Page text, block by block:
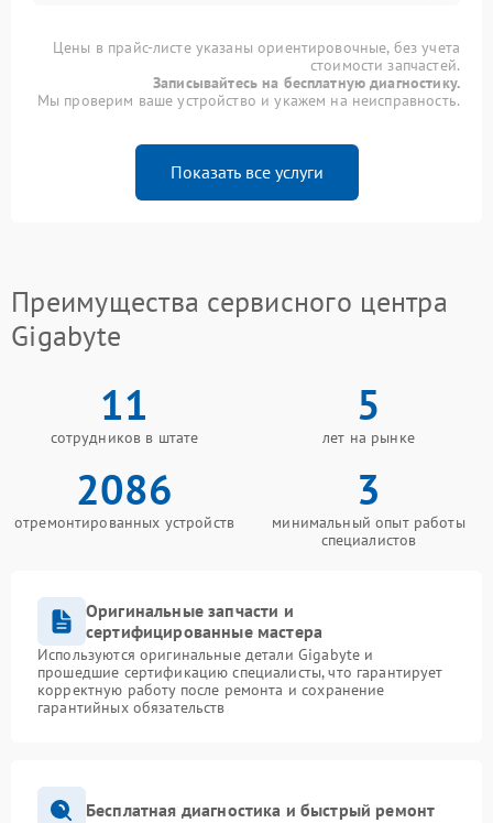
Цены в прайс-листе указаны ориентировочные, без учета
стоимости запчастей.
Записывайтесь на бесплатную диагностику.
Мы проверим ваше устройство и укажем на неисправность.
Показать все услуги
Преимущества сервисного центра
Gigabyte
11
сотрудников в штате
5
лет на рынке
2086
отремонтированных устройств
3
минимальный опыт работы
специалистов
Оригинальные запчасти и
сертифицированные мастера
Используются оригинальные детали Gigabyte и
прошедшие сертификацию специалисты, что гарантирует
корректную работу после ремонта и сохранение
гарантийных обязательств
Бесплатная диагностика и быстрый ремонт